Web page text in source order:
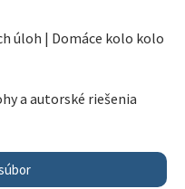
úloh | Domáce kolo kolo
a autorské riešenia